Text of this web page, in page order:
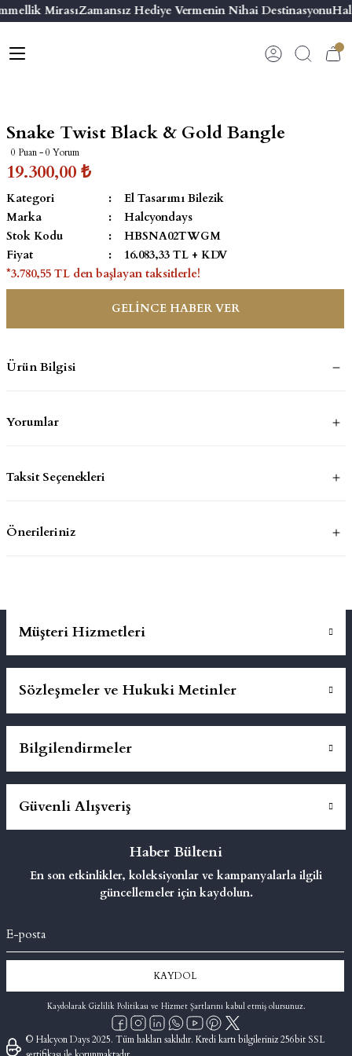
MirasıZamansız Hediye Vermenin Nihai Destinasyonu
Geri Dön
Geri Dön
ve Aksesuarlar
Mum
Geri Dön
Menteşeli Bilezik
Geri Dön
Seriler
Elephant
Snake Twist Black & Gold Bangle
0 Puan - 0 Yorum
19.300,00 ₺
Kategori
El Tasarımı Bilezik
Marka
Halcyondays
Stok Kodu
HBSNA02TWGM
Fiyat
16.083,33 TL + KDV
*3.780,55 TL den başlayan taksitlerle!
GELİNCE HABER VER
Ürün Bilgisi
Yorumlar
Taksit Seçenekleri
Önerileriniz
Müşteri Hizmetleri
Sözleşmeler ve Hukuki Metinler
Bilgilendirmeler
Güvenli Alışveriş
Haber Bülteni
En son etkinlikler, koleksiyonlar ve kampanyalarla ilgili
güncellemeler için kaydolun.
KAYDOL
Kaydolarak Gizlilik Politikası ve Hizmet Şartlarını kabul etmiş olursunuz.
© Halcyon Days 2025. Tüm hakları saklıdır. Kredi kartı bilgileriniz 256bit SSL